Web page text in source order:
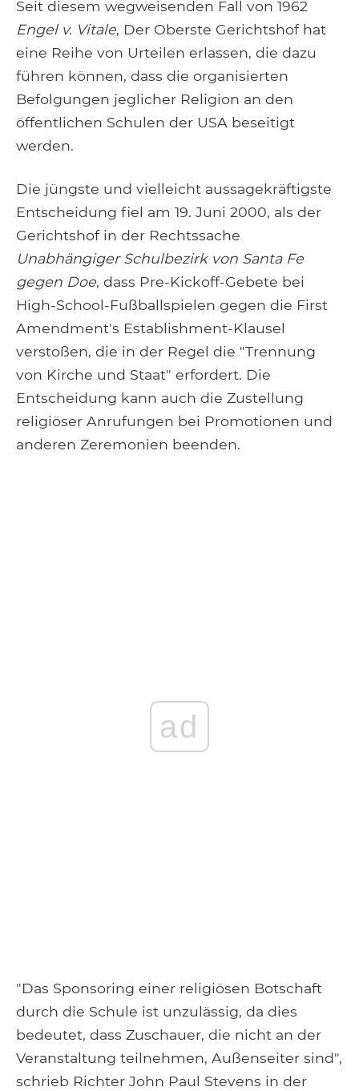
Seit diesem wegweisenden Fall von 1962
Engel v. Vitale, Der Oberste Gerichtshof hat
eine Reihe von Urteilen erlassen, die dazu
führen können, dass die organisierten
Befolgungen jeglicher Religion an den
öffentlichen Schulen der USA beseitigt
werden.
Die jüngste und vielleicht aussagekräftigste
Entscheidung fiel am 19. Juni 2000, als der
Gerichtshof in der Rechtssache
Unabhängiger Schulbezirk von Santa Fe
gegen Doe, dass Pre-Kickoff-Gebete bei
High-School-Fußballspielen gegen die First
Amendment's Establishment-Klausel
verstoßen, die in der Regel die "Trennung
von Kirche und Staat" erfordert. Die
Entscheidung kann auch die Zustellung
religiöser Anrufungen bei Promotionen und
anderen Zeremonien beenden.
ad
"Das Sponsoring einer religiösen Botschaft
durch die Schule ist unzulässig, da dies
bedeutet, dass Zuschauer, die nicht an der
Veranstaltung teilnehmen, Außenseiter sind",
schrieb Richter John Paul Stevens in der